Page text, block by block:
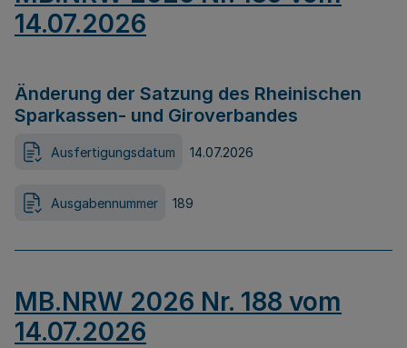
14.07.2026
Änderung der Satzung des Rheinischen
Sparkassen- und Giroverbandes
Ausfertigungsdatum 14.07.2026
Ausgabennummer 189
MB.NRW 2026 Nr. 188 vom
14.07.2026